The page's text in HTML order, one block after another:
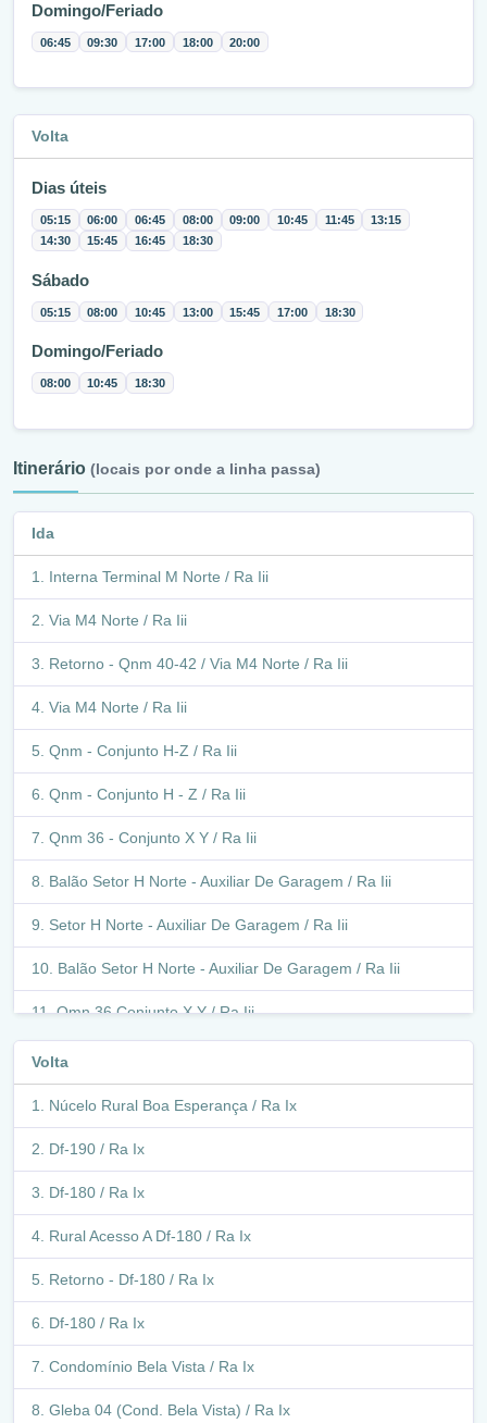
Domingo/Feriado
06:45 09:30 17:00 18:00 20:00
Volta
Dias úteis
05:15 06:00 06:45 08:00 09:00 10:45 11:45
13:15
14:30
15:45 16:45 18:30
Sábado
05:15 08:00 10:45 13:00 15:45 17:00 18:30
Domingo/Feriado
08:00 10:45 18:30
Itinerário (locais por onde a linha passa)
Ida
Interna Terminal M Norte / Ra Iii
Via M4 Norte / Ra Iii
Retorno - Qnm 40-42 / Via M4 Norte / Ra Iii
Via M4 Norte / Ra Iii
Qnm - Conjunto H-Z / Ra Iii
Qnm - Conjunto H - Z / Ra Iii
Qnm 36 - Conjunto X Y / Ra Iii
Balão Setor H Norte - Auxiliar De Garagem / Ra Iii
Setor H Norte - Auxiliar De Garagem / Ra Iii
Balão Setor H Norte - Auxiliar De Garagem / Ra Iii
Qmn 36 Conjunto X Y / Ra Iii
Via M4 Norte / Ra Iii
Avenida Hélio Prates / Ra Iii
Avenida Hélio Prates / Ra Ix
Via N2 Norte / Ra Ix
Via O3 / Ra Ix
Qno 13-15 / Ra Ix
Via O4 / Ra Ix
Retorno - Qno 14-15 / Via O4 / Ra Ix
Volta
Núcelo Rural Boa Esperança / Ra Ix
Df-190 / Ra Ix
Df-180 / Ra Ix
Rural Acesso A Df-180 / Ra Ix
Retorno - Df-180 / Ra Ix
Df-180 / Ra Ix
Condomínio Bela Vista / Ra Ix
Gleba 04 (Cond. Bela Vista) / Ra Ix